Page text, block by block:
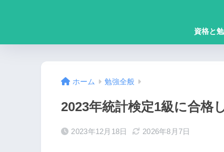
資格と
ホーム 勉強全般
2023年統計検定1級に合格
2023年12月18日 2026年8月7日